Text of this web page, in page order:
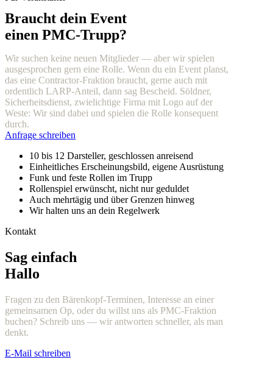
Braucht dein Event
einen PMC-Trupp?
Wir suchen keine neuen Mitglieder — aber wir spielen
ausgesprochen gern eine Rolle. Wenn du ein Event planst,
das eine Contractor-Fraktion braucht, gerne auch mit
ordentlich LARP-Anteil, dann sag Bescheid. Söldner,
Sicherheitsdienst, zwielichtige Firma mit Logo auf der
Weste: Wir sind dabei und spielen die Rolle konsequent
durch.
Anfrage schreiben
10 bis 12 Darsteller, geschlossen anreisend
Einheitliches Erscheinungsbild, eigene Ausrüstung
Funk und feste Rollen im Trupp
Rollenspiel erwünscht, nicht nur geduldet
Auch mehrtägig und über Grenzen hinweg
Wir halten uns an dein Regelwerk
Kontakt
Sag einfach
Hallo
Fragen zu den Bärenkopf-Terminen, Interesse an einer
gemeinsamen Op, oder du willst uns als PMC-Fraktion
buchen? Schreib uns — wir antworten schneller, als man
denkt.
E-Mail schreiben